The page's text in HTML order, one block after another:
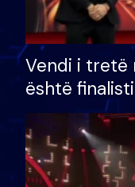
Vendi i tretë
është